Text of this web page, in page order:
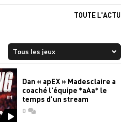
TOUTE L'ACTU
Dan « apEX » Madesclaire a
coaché l'équipe *aAa* le
temps d'un stream
0commentaires